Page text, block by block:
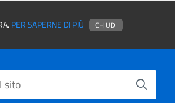
PER SAPERNE DI PIÙ CHIUDI